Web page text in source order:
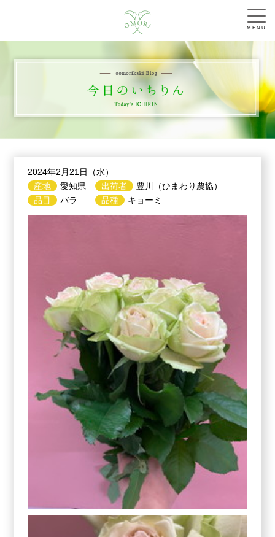
MENU
2024年2月21日（水）
産地
愛知県
品目
バラ
出荷者
豊川（ひまわり農協）
品種
キョーミ